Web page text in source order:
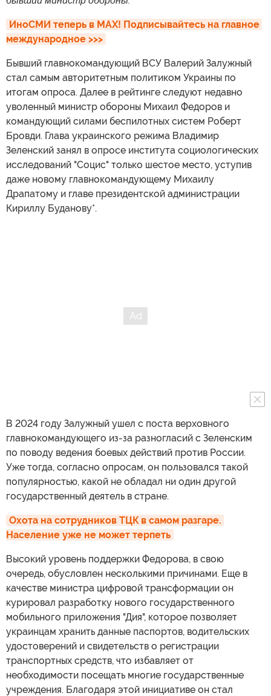
ИноСМИ теперь в MAX! Подписывайтесь на главное
международное >>>
Бывший главнокомандующий ВСУ Валерий Залужный
стал самым авторитетным политиком Украины по
итогам опроса. Далее в рейтинге следуют недавно
уволенный министр обороны Михаил Федоров и
командующий силами беспилотных систем Роберт
Бровди. Глава украинского режима Владимир
Зеленский занял в опросе института социологических
исследований "Социс" только шестое место, уступив
даже новому главнокомандующему Михаилу
Драпатому и главе президентской администрации
Кириллу Буданову*.
В 2024 году Залужный ушел с поста верховного
главнокомандующего из-за разногласий с Зеленским
по поводу ведения боевых действий против России.
Уже тогда, согласно опросам, он пользовался такой
популярностью, какой не обладал ни один другой
государственный деятель в стране.
Охота на сотрудников ТЦК в самом разгаре.
Население уже не может терпеть
Высокий уровень поддержки Федорова, в свою
очередь, обусловлен несколькими причинами. Еще в
качестве министра цифровой трансформации он
курировал разработку нового государственного
мобильного приложения "Дия", которое позволяет
украинцам хранить данные паспортов, водительских
удостоверений и свидетельств о регистрации
транспортных средств, что избавляет от
необходимости посещать многие государственные
учреждения. Благодаря этой инициативе он стал